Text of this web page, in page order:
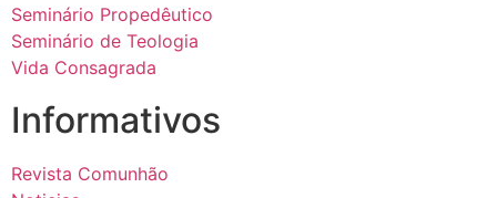
Seminário Propedêutico
Seminário de Teologia
Vida Consagrada
Informativos
Revista Comunhão